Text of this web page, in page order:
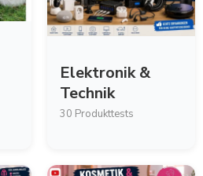
Elektronik &
Technik
30 Produkttests